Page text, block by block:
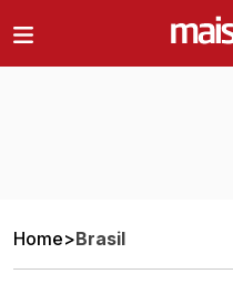
Home>Brasil